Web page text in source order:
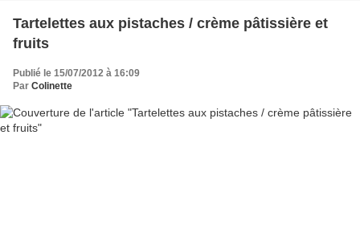
Tartelettes aux pistaches / crème pâtissière et
fruits
Publié le 15/07/2012 à 16:09
Par Colinette